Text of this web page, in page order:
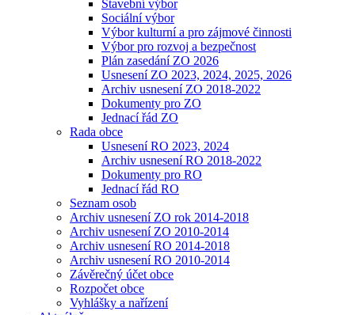
Stavební výbor
Sociální výbor
Výbor kulturní a pro zájmové činnosti
Výbor pro rozvoj a bezpečnost
Plán zasedání ZO 2026
Usnesení ZO 2023, 2024, 2025, 2026
Archiv usnesení ZO 2018-2022
Dokumenty pro ZO
Jednací řád ZO
Rada obce
Usnesení RO 2023, 2024
Archiv usnesení RO 2018-2022
Dokumenty pro RO
Jednací řád RO
Seznam osob
Archiv usnesení ZO rok 2014-2018
Archiv usnesení ZO 2010-2014
Archiv usnesení RO 2014-2018
Archiv usnesení RO 2010-2014
Závěrečný účet obce
Rozpočet obce
Vyhlášky a nařízení